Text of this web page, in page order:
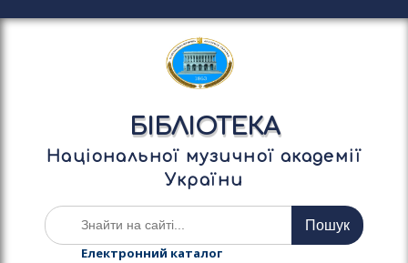
е
БІБЛІОТЕКА
Національної музичної академії
України
Ш
у
Електронний каталог